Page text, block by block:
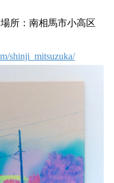
所：南相馬市小高区
shinji_mitsuzuka/